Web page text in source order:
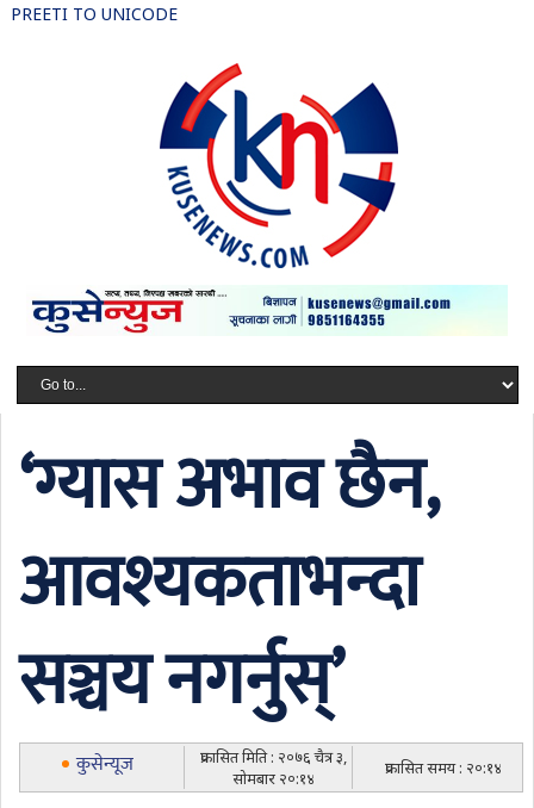
PREETI TO UNICODE
‘ग्यास अभाव छैन,
आवश्यकताभन्दा
सञ्चय नगर्नुस्’
कुसेन्यूज
प्रकासित मिति : २०७६ चैत्र ३,
सोमबार २०:१४
प्रकासित समय : २०:१४